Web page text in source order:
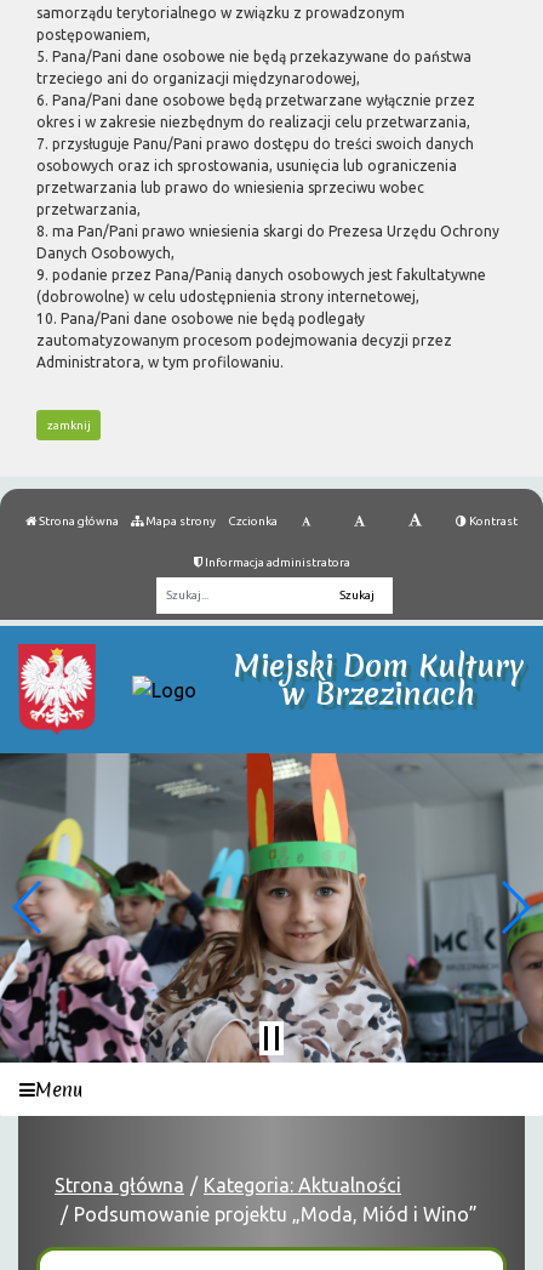
samorządu terytorialnego w związku z prowadzonym
postępowaniem,
5. Pana/Pani dane osobowe nie będą przekazywane do państwa
trzeciego ani do organizacji międzynarodowej,
6. Pana/Pani dane osobowe będą przetwarzane wyłącznie przez
okres i w zakresie niezbędnym do realizacji celu przetwarzania,
7. przysługuje Panu/Pani prawo dostępu do treści swoich danych
osobowych oraz ich sprostowania, usunięcia lub ograniczenia
przetwarzania lub prawo do wniesienia sprzeciwu wobec
przetwarzania,
8. ma Pan/Pani prawo wniesienia skargi do Prezesa Urzędu Ochrony
Danych Osobowych,
9. podanie przez Pana/Panią danych osobowych jest fakultatywne
(dobrowolne) w celu udostępnienia strony internetowej,
10. Pana/Pani dane osobowe nie będą podlegały
zautomatyzowanym procesom podejmowania decyzji przez
Administratora, w tym profilowaniu.
zamknij
Strona główna Mapa strony Czcionka Kontrast
Informacja administratora
Miejski Dom Kultury
w Brzezinach
Menu
Strona główna
Kategoria: Aktualności
Podsumowanie projektu „Moda, Miód i Wino”